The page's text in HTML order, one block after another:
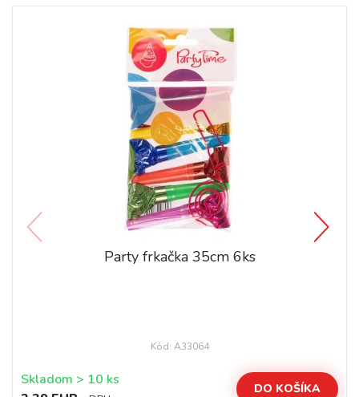
Party frkačka 35cm 6ks
Kód: A33064
Skladom > 10 ks
DO KOŠÍKA